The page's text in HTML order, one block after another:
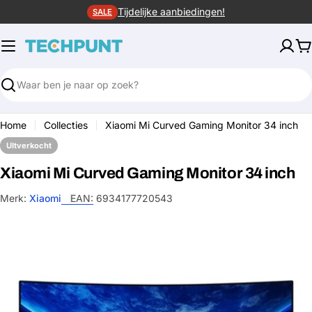
naar
inhoud
SALE Tijdelijke aanbiedingen!
Zoeken
Home Collecties Xiaomi Mi Curved Gaming Monitor 34 inch
UItverkocht
Xiaomi Mi Curved Gaming Monitor 34 inch
Merk: Xiaomi EAN: 6934177720543